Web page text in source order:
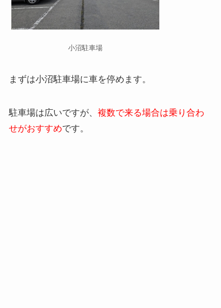
小沼駐車場
まずは小沼駐車場に車を停めます。
駐車場は広いですが、 複数で来る場合は乗り合わ
せがおすすめです。